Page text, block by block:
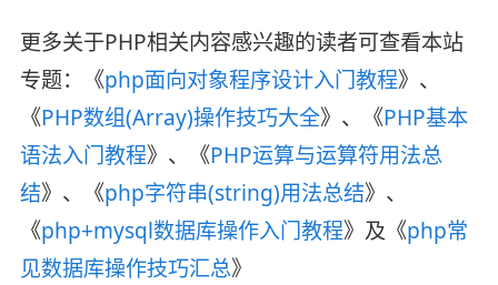
更多关于PHP相关内容感兴趣的读者可查看本站
专题：《php面向对象程序设计入门教程》、
《PHP数组(Array)操作技巧大全》、《PHP基本
语法入门教程》、《PHP运算与运算符用法总
结》、《php字符串(string)用法总结》、
《php+mysql数据库操作入门教程》及《php常
见数据库操作技巧汇总》